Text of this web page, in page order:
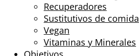
Recuperadores
Sustitutivos de comida
Vegan
Vitaminas y Minerales